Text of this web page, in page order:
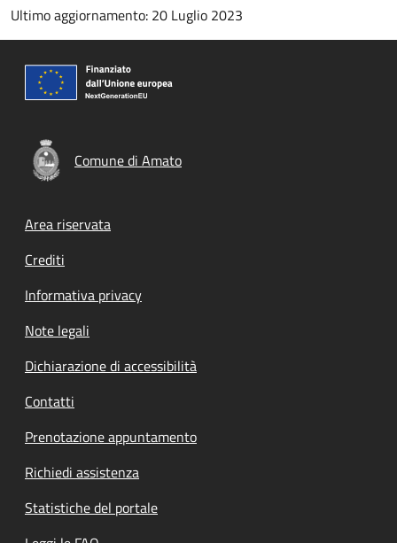
Ultimo aggiornamento: 20 Luglio 2023
Comune di Amato
Footer menu
Area riservata
Crediti
Informativa privacy
Note legali
Dichiarazione di accessibilità
Contatti
Prenotazione appuntamento
Richiedi assistenza
Statistiche del portale